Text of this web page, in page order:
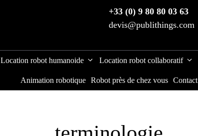
+33 (0) 9 80 80 03 63
devis@publithings.com
Location robot humanoide Location robot collaboratif
Animation robotique Robot près de chez vous Contact